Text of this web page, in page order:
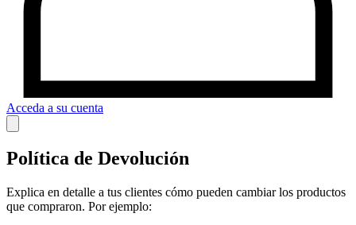
Acceda a su cuenta
Política de Devolución
Explica en detalle a tus clientes cómo pueden cambiar los productos
que compraron. Por ejemplo: